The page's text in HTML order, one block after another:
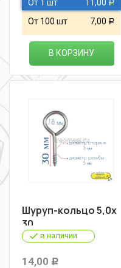
От 1 шт 11,00 Р
От 100 шт 7,00 Р
В КОРЗИНУ
Шуруп-кольцо 5,0х
30
в наличии
14,00 Р